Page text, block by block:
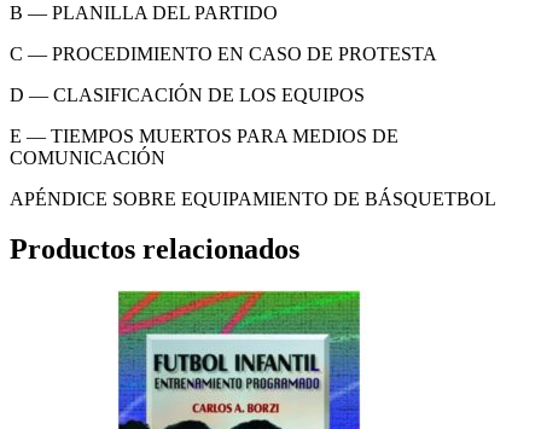
B — PLANILLA DEL PARTIDO
C — PROCEDIMIENTO EN CASO DE PROTESTA
D — CLASIFICACIÓN DE LOS EQUIPOS
E — TIEMPOS MUERTOS PARA MEDIOS DE
COMUNICACIÓN
APÉNDICE SOBRE EQUIPAMIENTO DE BÁSQUETBOL
Productos relacionados